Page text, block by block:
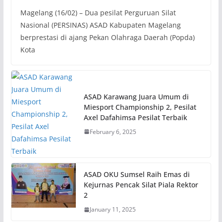
Magelang (16/02) – Dua pesilat Perguruan Silat
Nasional (PERSINAS) ASAD Kabupaten Magelang
berprestasi di ajang Pekan Olahraga Daerah (Popda)
Kota
ASAD Karawang Juara Umum di
Miesport Championship 2, Pesilat
Axel Dafahimsa Pesilat Terbaik
February 6, 2025
ASAD OKU Sumsel Raih Emas di
Kejurnas Pencak Silat Piala Rektor
2
January 11, 2025